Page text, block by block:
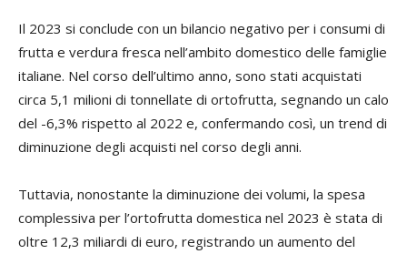
Il 2023 si conclude con un bilancio negativo per i consumi di
frutta e verdura fresca nell’ambito domestico delle famiglie
italiane. Nel corso dell’ultimo anno, sono stati acquistati
circa 5,1 milioni di tonnellate di ortofrutta, segnando un calo
del -6,3% rispetto al 2022 e, confermando così, un trend di
diminuzione degli acquisti nel corso degli anni.
Tuttavia, nonostante la diminuzione dei volumi, la spesa
complessiva per l’ortofrutta domestica nel 2023 è stata di
oltre 12,3 miliardi di euro, registrando un aumento del